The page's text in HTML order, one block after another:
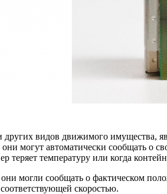
других видов движимого
могут автоматически сообщать о
температуру или когда
могли сообщать о фактическом
скоростью.